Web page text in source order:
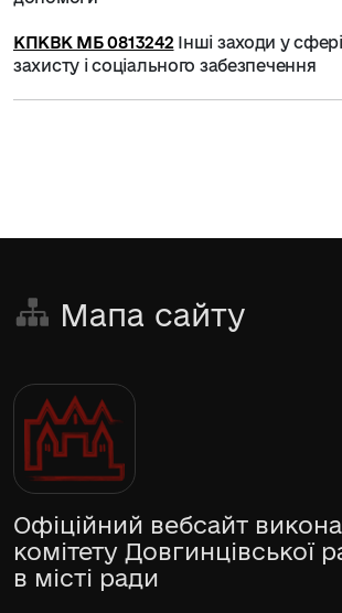
КПКВК МБ 0813242 Інші заходи у
захисту і соціального забезпечення
Мапа сайту
Офіційний вебсайт
комітету Довгинцівської
в місті ради